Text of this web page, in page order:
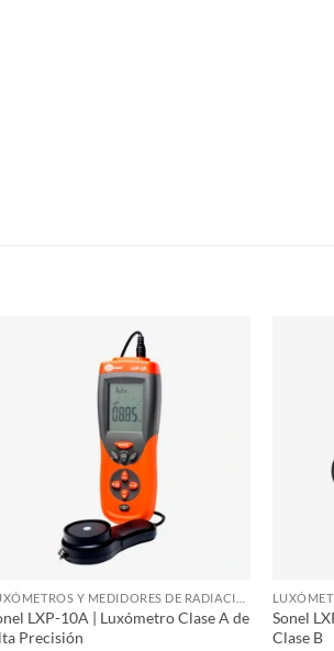
LXP-10A | Luxómetro Clase A de
Precisión
Sonel
Clase B